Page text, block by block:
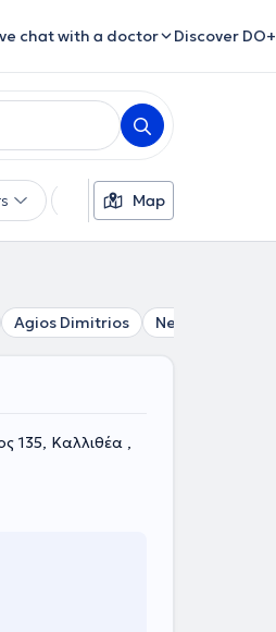
chat with a doctor Discover DO+
LanguagesMap
Agios Dimitrios Neo Faliro
135, Καλλιθέα ,